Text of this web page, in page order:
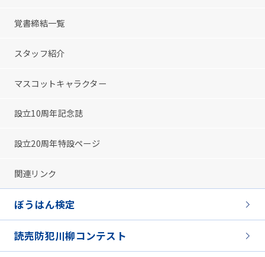
覚書締結一覧
スタッフ紹介
マスコットキャラクター
設立10周年記念誌
設立20周年特設ページ
関連リンク
ぼうはん検定
読売防犯川柳コンテスト